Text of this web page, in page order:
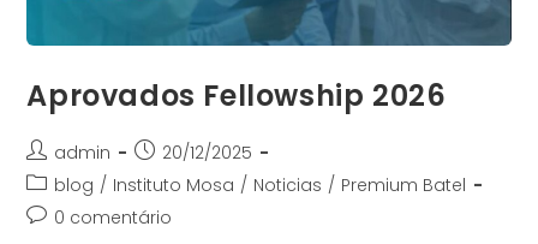
Aprovados Fellowship 2026
admin
20/12/2025
blog / Instituto Mosa / Noticias / Premium Batel
0 comentário